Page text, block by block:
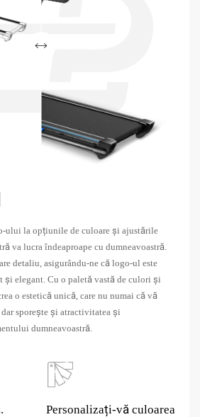
ului la opțiunile de culoare și ajustările
va lucra îndeaproape cu dumneavoastră.
detaliu, asigurându-ne că logo-ul este
și elegant. Cu o paletă vastă de culori și
o estetică unică, care nu numai că vă
sporește și atractivitatea și
dumneavoastră.
Personalizați-vă culoarea